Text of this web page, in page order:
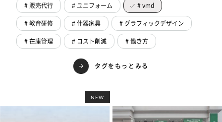
# 販売代行
# ユニフォーム
# vmd
# 教育研修
# 什器家具
# グラフィックデザイン
# 在庫管理
# コスト削減 # 働き方
タグをもっとみる
NEW